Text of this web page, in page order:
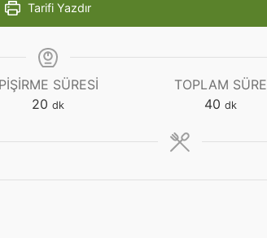
Tarifi Yazdır
SÜRESI
20 dakika
dk
TOPLAM SÜRE
40 dakika
dk